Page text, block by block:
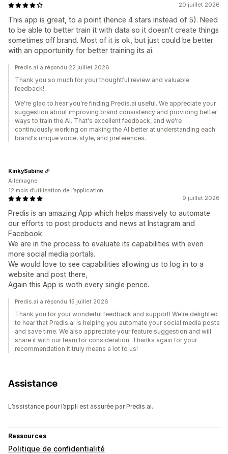
20 juillet 2026
This app is great, to a point (hence 4 stars instead of 5). Need
to be able to better train it with data so it doesn't create things
sometimes off brand. Most of it is ok, but just could be better
with an opportunity for better training its ai.
Predis.ai a répondu 22 juillet 2026
Thank you so much for your thoughtful review and valuable
feedback!
We're glad to hear you're finding Predis.ai useful. We appreciate your
suggestion about improving brand consistency and providing better
ways to train the AI. That's excellent feedback, and we're
continuously working on making the AI better at understanding each
brand's unique voice, style, and preferences.
9 juillet 2026
Predis is an amazing App which helps massively to automate
our efforts to post products and news at Instagram and
Facebook.
We are in the process to evaluate its capabilities with even
more social media portals.
We would love to see capabilities allowing us to log in to a
website and post there,
Again this App is woth every single pence.
KinkySabine
Allemagne
12 mois d’utilisation de l’application
Predis.ai a répondu 15 juillet 2026
Thank you for your wonderful feedback and support! We're delighted
to hear that Predis.ai is helping you automate your social media posts
and save time. We also appreciate your feature suggestion and will
share it with our team for consideration. Thanks again for your
recommendation it truly means a lot to us!
Assistance
L’assistance pour l’appli est assurée par Predis.ai.
Ressources
Politique de confidentialité